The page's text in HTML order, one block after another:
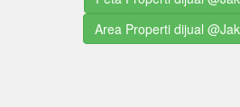
Area Properti dijual